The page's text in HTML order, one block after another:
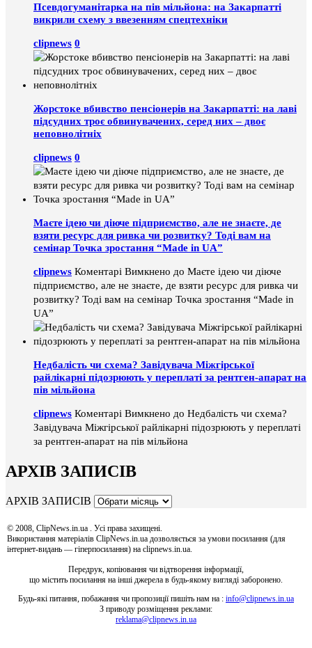
Псевдогуманітарка на пів мільйона: на Закарпатті
викрили схему з ввезенням спецтехніки
clipnews 0
Жорстоке вбивство пенсіонерів на Закарпатті: на лаві
підсудних троє обвинувачених, серед них – двоє
неповнолітніх
clipnews 0
Маєте ідею чи діюче підприємство, але не знаєте, де
взяти ресурс для ривка чи розвитку? Тоді вам на
семінар Точка зростання “Made in UA”
clipnews Коментарі Вимкнено до Маєте ідею чи діюче
підприємство, але не знаєте, де взяти ресурс для ривка чи
розвитку? Тоді вам на семінар Точка зростання “Made in
UA”
Недбалість чи схема? Завідувача Міжгірської
райлікарні підозрюють у переплаті за рентген-апарат на
пів мільйона
clipnews Коментарі Вимкнено до Недбалість чи схема?
Завідувача Міжгірської райлікарні підозрюють у переплаті
за рентген-апарат на пів мільйона
АРХІВ ЗАПИСІВ
АРХІВ ЗАПИСІВ
© 2008, ClipNews.in.ua . Усі права захищені.
Використання матеріалів ClipNews.in.ua дозволяється за умови посилання (для
інтернет-видань — гіперпосилання) на clipnews.in.ua.
Передрук, копіювання чи відтворення інформації,
що містить посилання на інші джерела в будь-якому вигляді заборонено.
Будь-які питання, побажання чи пропозиції пишіть нам на : info@clipnews.in.ua
З приводу розміщення реклами:
reklama@clipnews.in.ua